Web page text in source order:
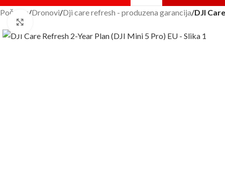
Početna/Dronovi/Dji care refresh - produzena garancija/DJI